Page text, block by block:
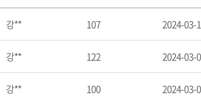
강** 107 2024-03-
강** 122 2024-03-
강** 100 2024-03-